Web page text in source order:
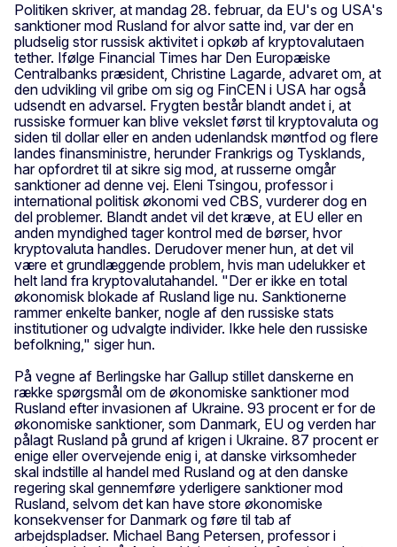
Politiken skriver, at mandag 28. februar, da EU's og USA's
sanktioner mod Rusland for alvor satte ind, var der en
pludselig stor russisk aktivitet i opkøb af kryptovalutaen
tether. Ifølge Financial Times har Den Europæiske
Centralbanks præsident, Christine Lagarde, advaret om, at
den udvikling vil gribe om sig og FinCEN i USA har også
udsendt en advarsel. Frygten består blandt andet i, at
russiske formuer kan blive vekslet først til kryptovaluta og
siden til dollar eller en anden udenlandsk møntfod og flere
landes finansministre, herunder Frankrigs og Tysklands,
har opfordret til at sikre sig mod, at russerne omgår
sanktioner ad denne vej. Eleni Tsingou, professor i
international politisk økonomi ved CBS, vurderer dog en
del problemer. Blandt andet vil det kræve, at EU eller en
anden myndighed tager kontrol med de børser, hvor
kryptovaluta handles. Derudover mener hun, at det vil
være et grundlæggende problem, hvis man udelukker et
helt land fra kryptovalutahandel. "Der er ikke en total
økonomisk blokade af Rusland lige nu. Sanktionerne
rammer enkelte banker, nogle af den russiske stats
institutioner og udvalgte individer. Ikke hele den russiske
befolkning," siger hun.
På vegne af Berlingske har Gallup stillet danskerne en
række spørgsmål om de økonomiske sanktioner mod
Rusland efter invasionen af Ukraine. 93 procent er for de
økonomiske sanktioner, som Danmark, EU og verden har
pålagt Rusland på grund af krigen i Ukraine. 87 procent er
enige eller overvejende enig i, at danske virksomheder
skal indstille al handel med Rusland og at den danske
regering skal gennemføre yderligere sanktioner mod
Rusland, selvom det kan have store økonomiske
konsekvenser for Danmark og føre til tab af
arbejdspladser. Michael Bang Petersen, professor i